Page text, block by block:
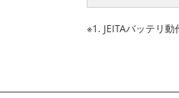
※1. JEITAバッテリ